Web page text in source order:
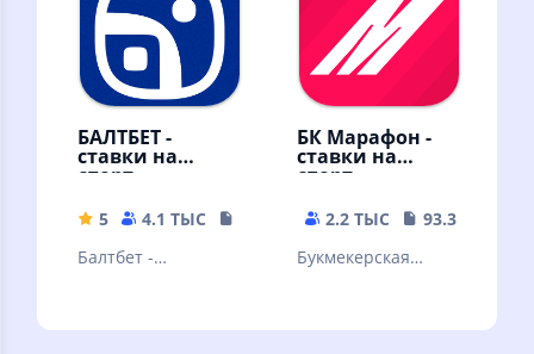
новости,
результаты матчей
БАЛТБЕТ -
ставки на
спорт
5 4.1 ТЫС
Балтбет -
БК Марафон -
ставки на
спорт
2.2 ТЫС
93.32 MB
Букмекерская